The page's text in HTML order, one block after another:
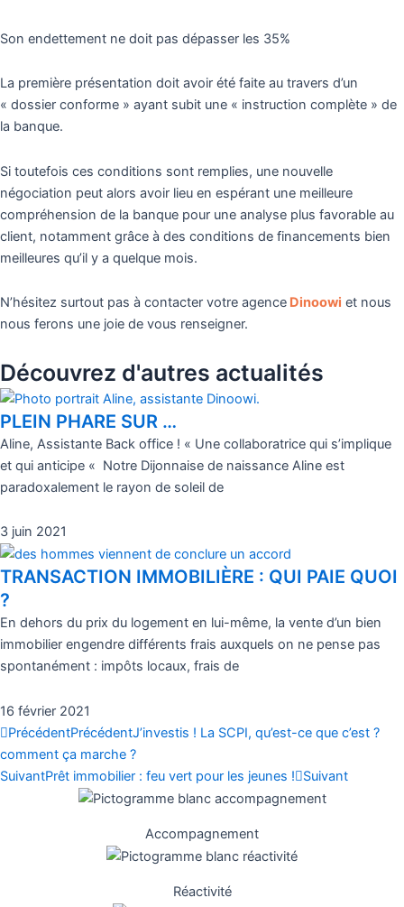
Son endettement ne doit pas dépasser les 35%
La première présentation doit avoir été faite au travers d’un
« dossier conforme » ayant subit une « instruction complète » de
la banque.
Si toutefois ces conditions sont remplies, une nouvelle
négociation peut alors avoir lieu en espérant une meilleure
compréhension de la banque pour une analyse plus favorable au
client, notamment grâce à des conditions de financements bien
meilleures qu’il y a quelque mois.
N’hésitez surtout pas à contacter votre agence Dinoowi et nous
nous ferons une joie de vous renseigner.
Découvrez d'autres actualités
PLEIN PHARE SUR …
Aline, Assistante Back office ! « Une collaboratrice qui s’implique
et qui anticipe « Notre Dijonnaise de naissance Aline est
paradoxalement le rayon de soleil de
3 juin 2021
TRANSACTION IMMOBILIÈRE : QUI PAIE QUOI
?
En dehors du prix du logement en lui-même, la vente d’un bien
immobilier engendre différents frais auxquels on ne pense pas
spontanément : impôts locaux, frais de
16 février 2021
PrécédentPrécédentJ’investis ! La SCPI, qu’est-ce que c’est ?
comment ça marche ?
SuivantPrêt immobilier : feu vert pour les jeunes ! Suivant
Accompagnement
Réactivité